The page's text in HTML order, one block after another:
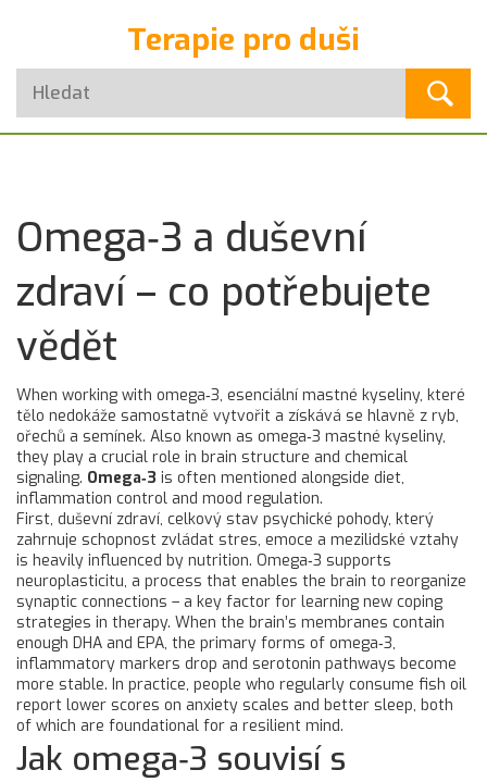
Terapie pro duši
Omega‑3 a duševní
zdraví – co potřebujete
vědět
When working with omega‑3, esenciální mastné kyseliny, které
tělo nedokáže samostatně vytvořit a získává se hlavně z ryb,
ořechů a semínek. Also known as omega‑3 mastné kyseliny,
they play a crucial role in brain structure and chemical
signaling. Omega‑3 is often mentioned alongside diet,
inflammation control and mood regulation.
First, duševní zdraví, celkový stav psychické pohody, který
zahrnuje schopnost zvládat stres, emoce a mezilidské vztahy
is heavily influenced by nutrition. Omega‑3 supports
neuroplasticitu, a process that enables the brain to reorganize
synaptic connections – a key factor for learning new coping
strategies in therapy. When the brain’s membranes contain
enough DHA and EPA, the primary forms of omega‑3,
inflammatory markers drop and serotonin pathways become
more stable. In practice, people who regularly consume fish oil
report lower scores on anxiety scales and better sleep, both
of which are foundational for a resilient mind.
Jak omega‑3 souvisí s